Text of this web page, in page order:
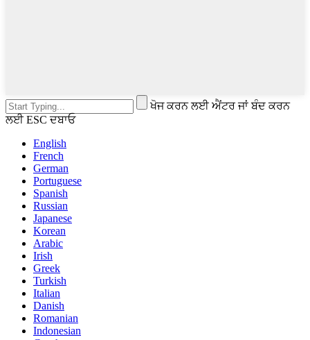
ਖੋਜ ਕਰਨ ਲਈ ਐਂਟਰ ਜਾਂ ਬੰਦ ਕਰਨ
ਲਈ ESC ਦਬਾਓ
English
French
German
Portuguese
Spanish
Russian
Japanese
Korean
Arabic
Irish
Greek
Turkish
Italian
Danish
Romanian
Indonesian